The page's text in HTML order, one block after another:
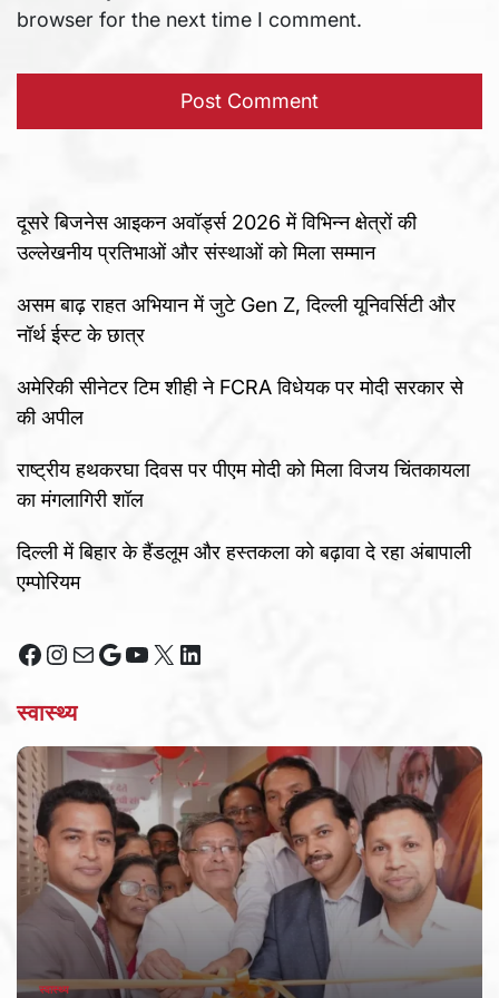
browser for the next time I comment.
दूसरे बिजनेस आइकन अवॉर्ड्स 2026 में विभिन्न क्षेत्रों की
उल्लेखनीय प्रतिभाओं और संस्थाओं को मिला सम्मान
असम बाढ़ राहत अभियान में जुटे Gen Z, दिल्ली यूनिवर्सिटी और
नॉर्थ ईस्ट के छात्र
अमेरिकी सीनेटर टिम शीही ने FCRA विधेयक पर मोदी सरकार से
की अपील
राष्ट्रीय हथकरघा दिवस पर पीएम मोदी को मिला विजय चिंतकायला
का मंगलागिरी शॉल
दिल्ली में बिहार के हैंडलूम और हस्तकला को बढ़ावा दे रहा अंबापाली
एम्पोरियम
Facebook
Instagram
MailGoogle
YouTube
X LinkedIn
स्वास्थ्य
स्वास्थ्य